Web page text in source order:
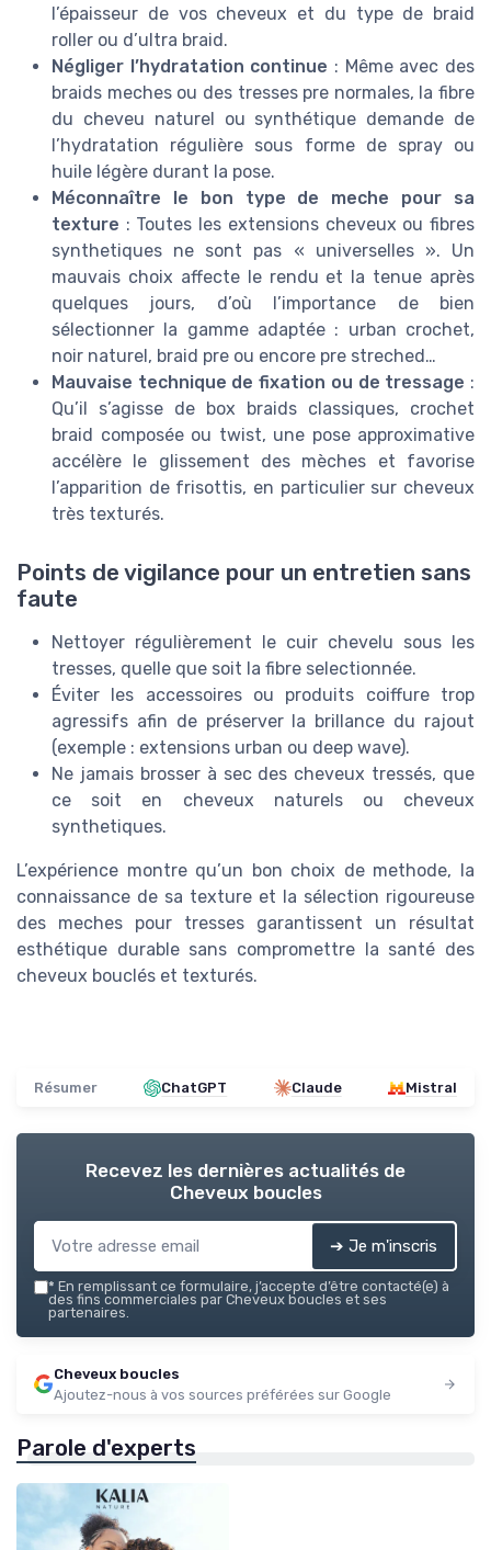
l’épaisseur de vos cheveux et du type de braid
roller ou d’ultra braid.
Négliger l’hydratation continue : Même avec des
braids meches ou des tresses pre normales, la fibre
du cheveu naturel ou synthétique demande de
l’hydratation régulière sous forme de spray ou
huile légère durant la pose.
Méconnaître le bon type de meche pour sa
texture : Toutes les extensions cheveux ou fibres
synthetiques ne sont pas « universelles ». Un
mauvais choix affecte le rendu et la tenue après
quelques jours, d’où l’importance de bien
sélectionner la gamme adaptée : urban crochet,
noir naturel, braid pre ou encore pre streched…
Mauvaise technique de fixation ou de tressage :
Qu’il s’agisse de box braids classiques, crochet
braid composée ou twist, une pose approximative
accélère le glissement des mèches et favorise
l’apparition de frisottis, en particulier sur cheveux
très texturés.
Points de vigilance pour un entretien sans
faute
Nettoyer régulièrement le cuir chevelu sous les
tresses, quelle que soit la fibre selectionnée.
Éviter les accessoires ou produits coiffure trop
agressifs afin de préserver la brillance du rajout
(exemple : extensions urban ou deep wave).
Ne jamais brosser à sec des cheveux tressés, que
ce soit en cheveux naturels ou cheveux
synthetiques.
L’expérience montre qu’un bon choix de methode, la
connaissance de sa texture et la sélection rigoureuse
des meches pour tresses garantissent un résultat
esthétique durable sans compromettre la santé des
cheveux bouclés et texturés.
Résumer ChatGPT Claude Mistral
Recevez les dernières actualités de
Cheveux boucles
➔ Je m'inscris
* En remplissant ce formulaire, j’accepte d’être contacté(e) à
des fins commerciales par Cheveux boucles et ses
partenaires.
Cheveux boucles
Ajoutez-nous à vos sources préférées sur Google
Parole d'experts